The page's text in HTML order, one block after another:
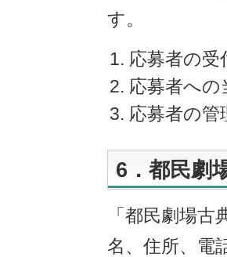
す。
応募者の
応募者へ
応募者の管
6．都民劇
「都民劇場
名、住所、電